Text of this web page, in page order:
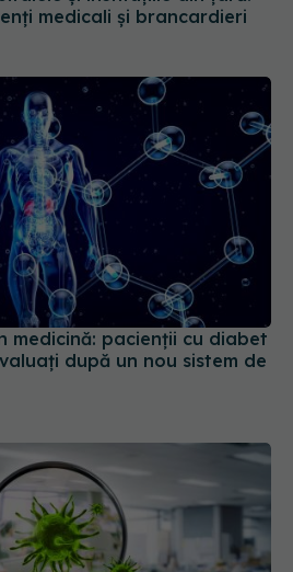
medicină: pacienții cu diabet
după un nou sistem de